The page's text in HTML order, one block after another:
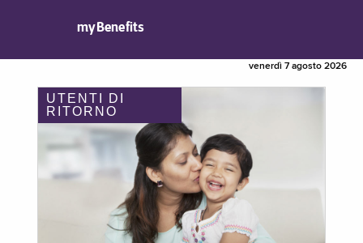
myBenefits
venerdì 7 agosto 2026
UTENTI DI
RITORNO